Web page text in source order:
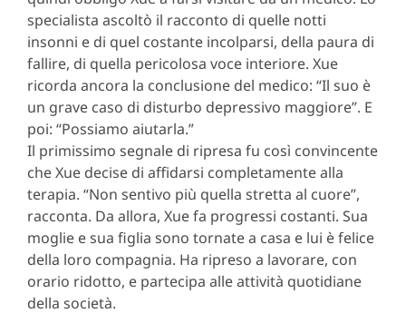
specialista ascoltò il racconto di quelle notti
insonni e di quel costante incolparsi, della paura di
fallire, di quella pericolosa voce interiore. Xue
ricorda ancora la conclusione del medico: “Il suo è
un grave caso di disturbo depressivo maggiore”. E
poi: “Possiamo aiutarla.”
Il primissimo segnale di ripresa fu così convincente
che Xue decise di affidarsi completamente alla
terapia. “Non sentivo più quella stretta al cuore”,
racconta. Da allora, Xue fa progressi costanti. Sua
moglie e sua figlia sono tornate a casa e lui è felice
della loro compagnia. Ha ripreso a lavorare, con
orario ridotto, e partecipa alle attività quotidiane
della società.